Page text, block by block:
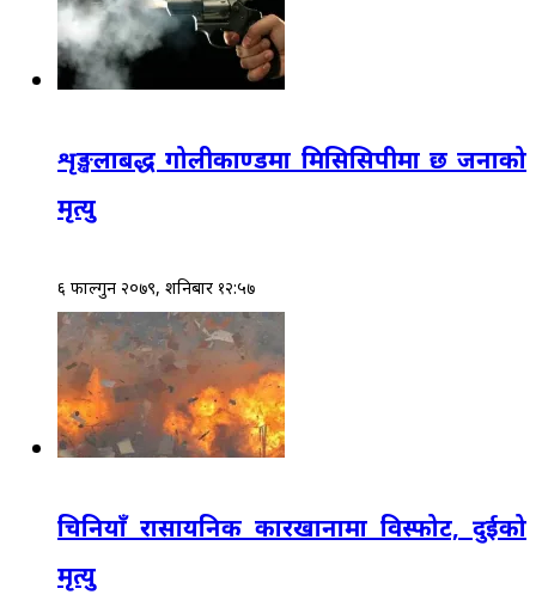
शृङ्खलाबद्ध गोलीकाण्डमा मिसिसिपीमा छ जनाको
मृत्यु
६ फाल्गुन २०७९, शनिबार १२:५७
चिनियाँ रासायनिक कारखानामा विस्फोट, दुईको
मृत्यु